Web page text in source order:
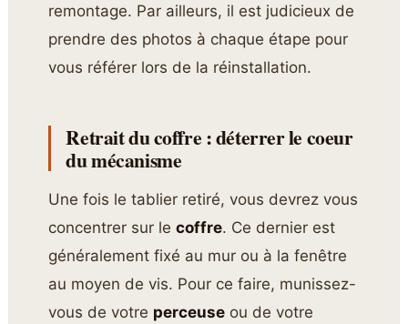
remontage. Par ailleurs, il est judicieux de
prendre des photos à chaque étape pour
vous référer lors de la réinstallation.
Retrait du coffre : déterrer le coeur
du mécanisme
Une fois le tablier retiré, vous devrez vous
concentrer sur lecoffre. Ce dernier est
généralement fixé au mur ou à la fenêtre
au moyen de vis. Pour ce faire, munissez-
vous de votre perceuse ou de votre